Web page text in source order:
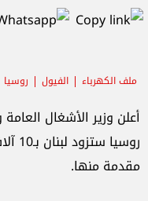
ملف الكهرباء الفيول روسيا
أعلن وزير الأشغال
مقدمة منها.